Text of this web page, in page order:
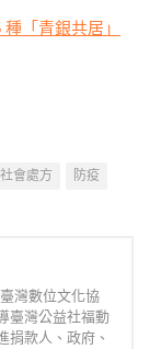
「青銀共居」
社會處方 防疫
灣數位文化協
臺灣公益社福動
捐款人、政府、